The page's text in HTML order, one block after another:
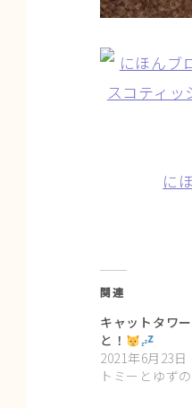
に
関連
キャットタワ
と！
2021年6月23日
トミーとゆず